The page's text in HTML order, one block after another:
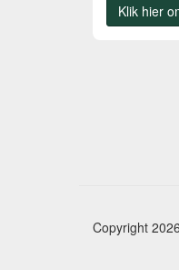
Klik hier
Copyright